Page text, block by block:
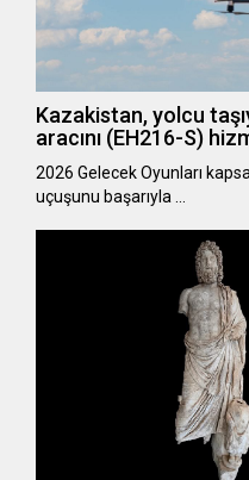
Kazakistan, yolcu
aracını (EH216-S)
2026 Gelecek Oyunları
uçuşunu başarıyla …